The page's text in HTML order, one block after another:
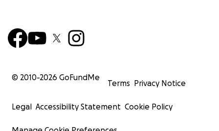
© 2010-2026 GoFundMe
Terms Privacy Notice
Legal Accessibility Statement Cookie Policy